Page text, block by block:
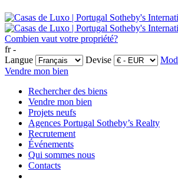
Combien vaut votre propriété?
fr -
Langue
Devise
Vendre mon bien
Rechercher des biens
Vendre mon bien
Projets neufs
Agences Portugal Sotheby’s Realty
Recrutement
Événements
Qui sommes nous
Contacts